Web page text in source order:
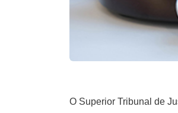
O Superior Tribunal de